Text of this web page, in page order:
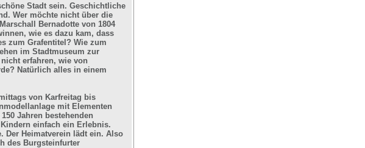
Stadt sein. Geschichtliche
Wer möchte nicht über die
Bernadotte von 1804
wie es dazu kam, dass
zum Grafentitel? Wie zum
im Stadtmuseum zur
erfahren, wie von
Natürlich alles in einem
von Karfreitag bis
mit Elementen
Jahren bestehenden
einfach ein Erlebnis.
Der Heimatverein lädt ein. Also
des Burgsteinfurter